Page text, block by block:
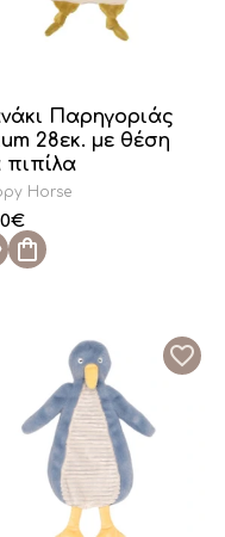
Παρηγοριάς
28εκ. με θέση
πιπίλα
Horse
€